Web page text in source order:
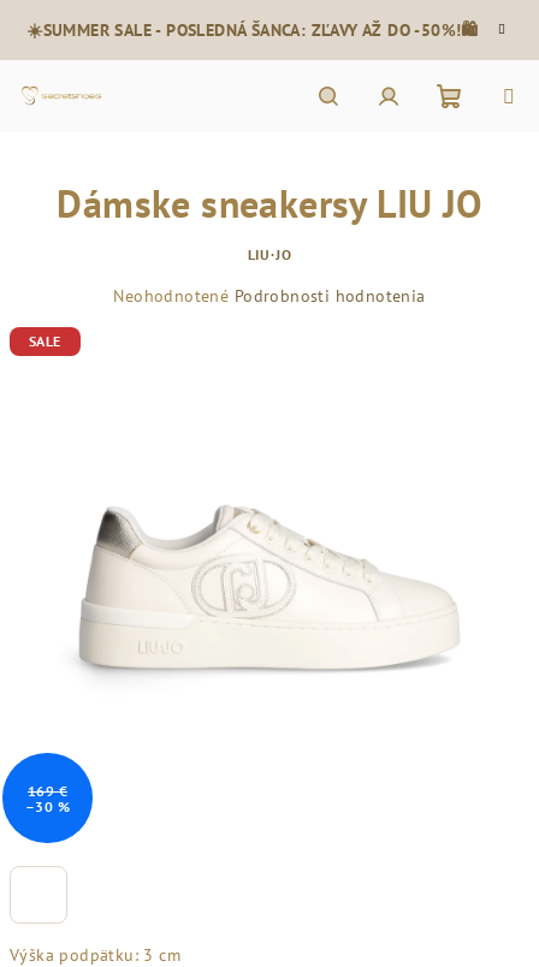
obsah
☀️SUMMER SALE - POSLEDNÁ ŠANCA: ZĽAVY AŽ DO -50%!🛍️
košík
Výška podpätku: 3 cm
Dámske sneakersy LIU JO
LIU·JO
Priemerné
Neohodnotené Podrobnosti hodnotenia
SALE
169 €
–30 %